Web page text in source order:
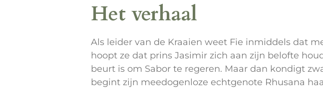
Het verhaal
Als leider van de Kraaien weet Fie inmiddels dat
hoopt ze dat prins Jasimir zich aan zijn belofte
beurt is om Sabor te regeren. Maar dan kondigt
begint zijn meedogenloze echtgenote Rhusana